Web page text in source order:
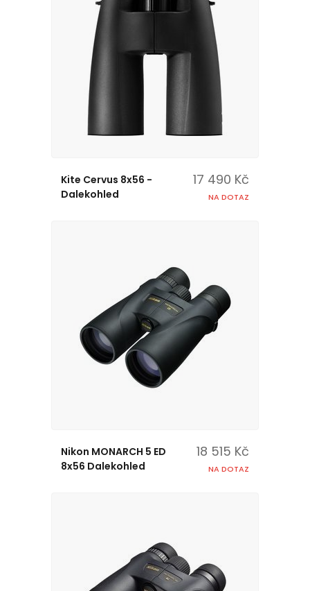
Kite Cervus 8x56 -
Dalekohled
17 490 Kč
NA DOTAZ
Nikon MONARCH 5 ED
8x56 Dalekohled
18 515 Kč
NA DOTAZ